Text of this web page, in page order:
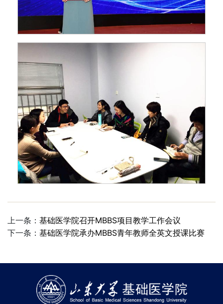
上一条： 基础医学院召开MBBS项目教学工作会议
下一条： 基础医学院承办MBBS青年教师全英文授课比赛